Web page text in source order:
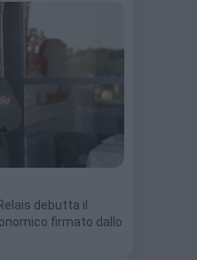
debutta il
firmato dallo